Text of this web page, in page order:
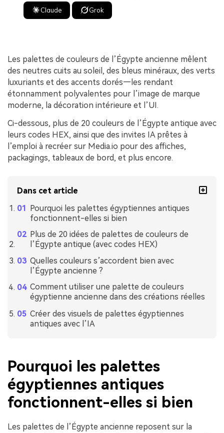
Claude Grok
Les palettes de couleurs de l’Égypte ancienne mêlent
des neutres cuits au soleil, des bleus minéraux, des verts
luxuriants et des accents dorés—les rendant
étonnamment polyvalentes pour l’image de marque
moderne, la décoration intérieure et l’UI.
Ci-dessous, plus de 20 couleurs de l’Égypte antique avec
leurs codes HEX, ainsi que des invites IA prêtes à
l’emploi à recréer sur Media.io pour des affiches,
packagings, tableaux de bord, et plus encore.
Dans cet article
Pourquoi les palettes égyptiennes antiques
fonctionnent-elles si bien
Plus de 20 idées de palettes de couleurs de
l’Égypte antique (avec codes HEX)
Quelles couleurs s’accordent bien avec
l’Égypte ancienne ?
Comment utiliser une palette de couleurs
égyptienne ancienne dans des créations réelles
Créer des visuels de palettes égyptiennes
antiques avec l’IA
Pourquoi les palettes
égyptiennes antiques
fonctionnent-elles si bien
Les palettes de l’Égypte ancienne reposent sur la